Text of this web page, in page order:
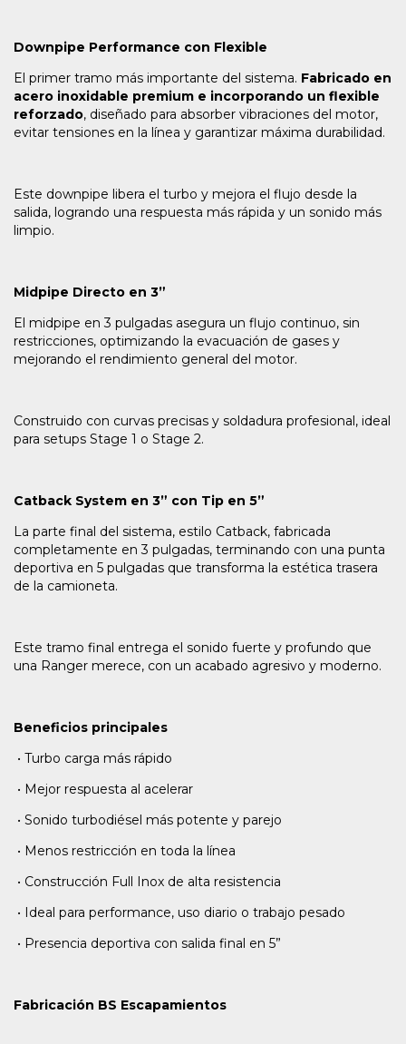
Downpipe Performance con Flexible
El primer tramo más importante del sistema. Fabricado en
acero inoxidable premium e incorporando un flexible
reforzado, diseñado para absorber vibraciones del motor,
evitar tensiones en la línea y garantizar máxima durabilidad.
Este downpipe libera el turbo y mejora el flujo desde la
salida, logrando una respuesta más rápida y un sonido más
limpio.
Midpipe Directo en 3”
El midpipe en 3 pulgadas asegura un flujo continuo, sin
restricciones, optimizando la evacuación de gases y
mejorando el rendimiento general del motor.
Construido con curvas precisas y soldadura profesional, ideal
para setups Stage 1 o Stage 2.
Catback System en 3” con Tip en 5”
La parte final del sistema, estilo Catback, fabricada
completamente en 3 pulgadas, terminando con una punta
deportiva en 5 pulgadas que transforma la estética trasera
de la camioneta.
Este tramo final entrega el sonido fuerte y profundo que
una Ranger merece, con un acabado agresivo y moderno.
Beneficios principales
• Turbo carga más rápido
• Mejor respuesta al acelerar
• Sonido turbodiésel más potente y parejo
• Menos restricción en toda la línea
• Construcción Full Inox de alta resistencia
• Ideal para performance, uso diario o trabajo pesado
• Presencia deportiva con salida final en 5”
Fabricación BS Escapamientos